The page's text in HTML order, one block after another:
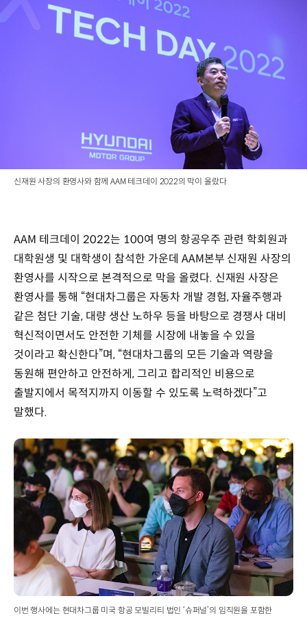
신재원 사장의 환영사와 함께 AAM 테크데이 2022의 막이 올랐다
AAM 테크데이 2022는 100여 명의 항공우주 관련 학회원과
대학원생 및 대학생이 참석한 가운데 AAM본부 신재원 사장의
환영사를 시작으로 본격적으로 막을 올렸다. 신재원 사장은
환영사를 통해 “현대차그룹은 자동차 개발 경험, 자율주행과
같은 첨단 기술, 대량 생산 노하우 등을 바탕으로 경쟁사 대비
혁신적이면서도 안전한 기체를 시장에 내놓을 수 있을
것이라고 확신한다”며, “현대차그룹의 모든 기술과 역량을
동원해 편안하고 안전하게, 그리고 합리적인 비용으로
출발지에서 목적지까지 이동할 수 있도록 노력하겠다”고
말했다.
이번 행사에는 현대차그룹 미국 항공 모빌리티 법인 ‘슈퍼널’의 임직원을 포함한